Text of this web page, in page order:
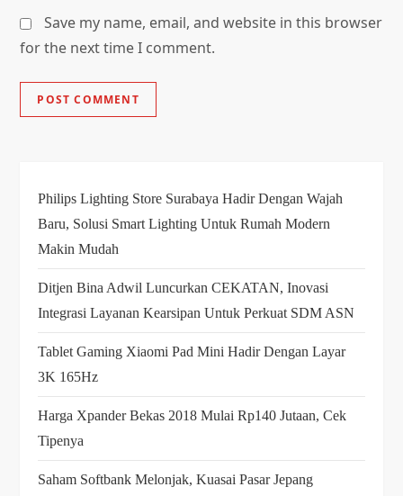
Save my name, email, and website in this browser
for the next time I comment.
Philips Lighting Store Surabaya Hadir Dengan Wajah
Baru, Solusi Smart Lighting Untuk Rumah Modern
Makin Mudah
Ditjen Bina Adwil Luncurkan CEKATAN, Inovasi
Integrasi Layanan Kearsipan Untuk Perkuat SDM ASN
Tablet Gaming Xiaomi Pad Mini Hadir Dengan Layar
3K 165Hz
Harga Xpander Bekas 2018 Mulai Rp140 Jutaan, Cek
Tipenya
Saham Softbank Melonjak, Kuasai Pasar Jepang